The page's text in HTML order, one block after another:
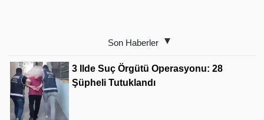
Son Haberler
3 Ilde Suç Örgütü Operasyonu: 28
Şüpheli Tutuklandı